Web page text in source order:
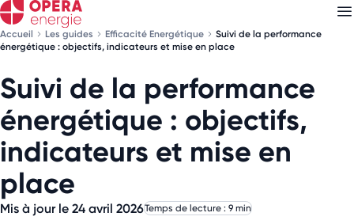
Accueil Les guides Efficacité Energétique
Suivi de la performance
énergétique : objectifs, indicateurs et mise en place
Suivi de la performance
énergétique : objectifs,
indicateurs et mise en
place
Mis à jour le 24 avril 2026Temps de lecture : 9 min
Découvrez nosnewsletters
Choisissez les newsletters qui vous intéressent